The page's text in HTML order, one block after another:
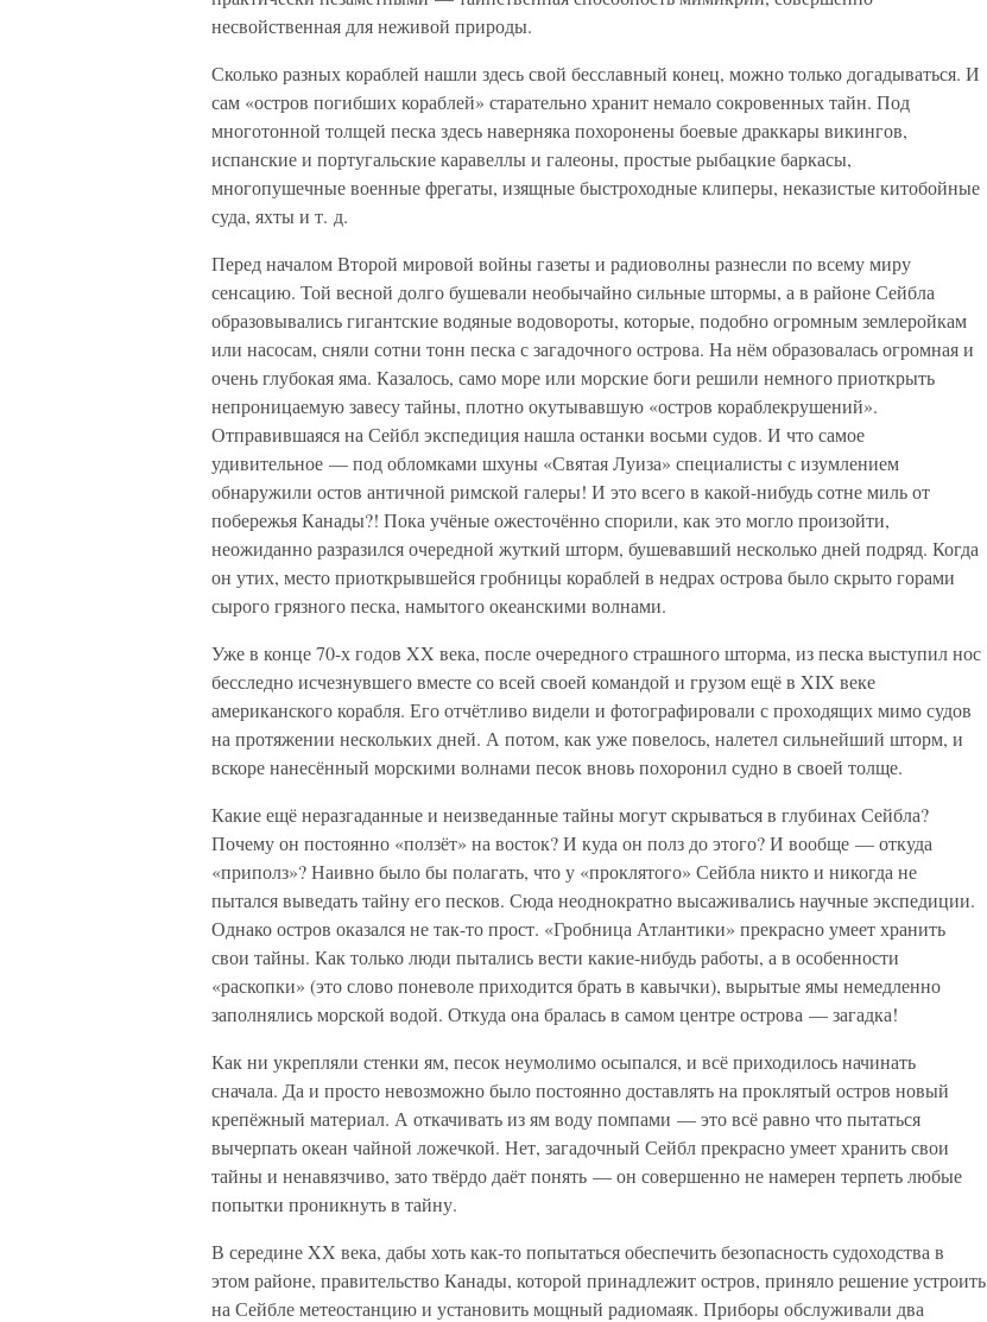
несвойственная для неживой природы.
Сколько разных кораблей нашли здесь свой бесславный конец, можно только догадываться. И
сам «остров погибших кораблей» старательно хранит немало сокровенных тайн. Под
многотонной толщей песка здесь наверняка похоронены боевые драккары викингов,
испанские и португальские каравеллы и галеоны, простые рыбацкие баркасы,
многопушечные военные фрегаты, изящные быстроходные клиперы, неказистые китобойные
суда, яхты и т. д.
Перед началом Второй мировой войны газеты и радиоволны разнесли по всему миру
сенсацию. Той весной долго бушевали необычайно сильные штормы, а в районе Сейбла
образовывались гигантские водяные водовороты, которые, подобно огромным землеройкам
или насосам, сняли сотни тонн песка с загадочного острова. На нём образовалась огромная и
очень глубокая яма. Казалось, само море или морские боги решили немного приоткрыть
непроницаемую завесу тайны, плотно окутывавшую «остров кораблекрушений».
Отправившаяся на Сейбл экспедиция нашла останки восьми судов. И что самое
удивительное — под обломками шхуны «Святая Луиза» специалисты с изумлением
обнаружили остов античной римской галеры! И это всего в какой-нибудь сотне миль от
побережья Канады?! Пока учёные ожесточённо спорили, как это могло произойти,
неожиданно разразился очередной жуткий шторм, бушевавший несколько дней подряд. Когда
он утих, место приоткрывшейся гробницы кораблей в недрах острова было скрыто горами
сырого грязного песка, намытого океанскими волнами.
Уже в конце 70-х годов XX века, после очередного страшного шторма, из песка выступил нос
бесследно исчезнувшего вместе со всей своей командой и грузом ещё в XIX веке
американского корабля. Его отчётливо видели и фотографировали с проходящих мимо судов
на протяжении нескольких дней. А потом, как уже повелось, налетел сильнейший шторм, и
вскоре нанесённый морскими волнами песок вновь похоронил судно в своей толще.
Какие ещё неразгаданные и неизведанные тайны могут скрываться в глубинах Сейбла?
Почему он постоянно «ползёт» на восток? И куда он полз до этого? И вообще — откуда
«приполз»? Наивно было бы полагать, что у «проклятого» Сейбла никто и никогда не
пытался выведать тайну его песков. Сюда неоднократно высаживались научные экспедиции.
Однако остров оказался не так-то прост. «Гробница Атлантики» прекрасно умеет хранить
свои тайны. Как только люди пытались вести какие-нибудь работы, а в особенности
«раскопки» (это слово поневоле приходится брать в кавычки), вырытые ямы немедленно
заполнялись морской водой. Откуда она бралась в самом центре острова — загадка!
Как ни укрепляли стенки ям, песок неумолимо осыпался, и всё приходилось начинать
сначала. Да и просто невозможно было постоянно доставлять на проклятый остров новый
крепёжный материал. А откачивать из ям воду помпами — это всё равно что пытаться
вычерпать океан чайной ложечкой. Нет, загадочный Сейбл прекрасно умеет хранить свои
тайны и ненавязчиво, зато твёрдо даёт понять — он совершенно не намерен терпеть любые
попытки проникнуть в тайну.
В середине XX века, дабы хоть как-то попытаться обеспечить безопасность судоходства в
этом районе, правительство Канады, которой принадлежит остров, приняло решение устроить
на Сейбле метеостанцию и установить мощный радиомаяк. Приборы обслуживали два